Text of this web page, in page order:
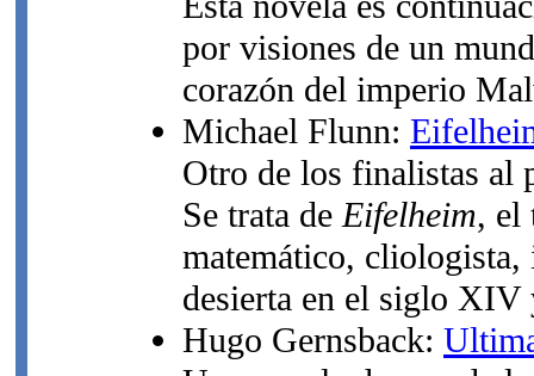
por visiones de un
corazón del imperio
Michael Flunn:
Otro de los finalistas al
Se trata deEifelheim, el
matemático, cliologista,
desierta en el siglo XIV
Hugo Gernsback: